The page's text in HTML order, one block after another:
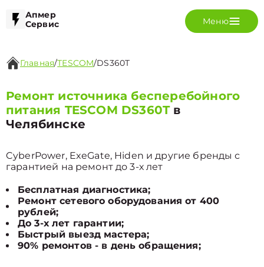
Апмер
Сервис
Меню
Главная/TESCOM/DS360T
Ремонт источника бесперебойного
питания TESCOM DS360Tв
Челябинске
CyberPower, ExeGate, Hiden и другие бренды с
гарантией на ремонт до 3-х лет
Бесплатная диагностика;
Ремонт сетевого оборудования от 400
рублей;
До 3-х лет гарантии;
Быстрый выезд мастера;
90% ремонтов - в день обращения;